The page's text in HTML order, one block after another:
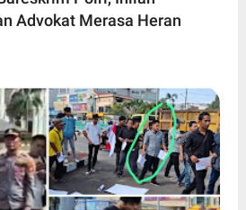
Advokat Merasa Heran